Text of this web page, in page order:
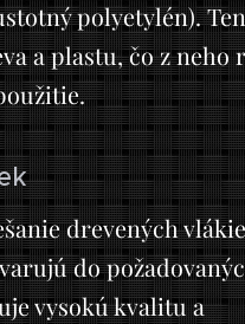
polyetylén).
a plastu, čo z neho
drevených
do
vysokú kvalitu a